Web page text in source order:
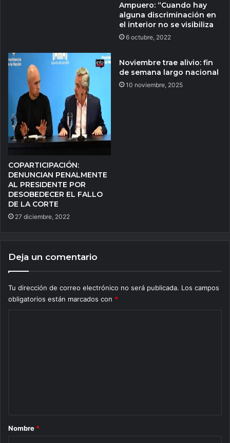
Ampuero: “Cuando hay
alguna discriminación en
el interior no se visibiliza
6 octubre, 2022
COPARTICIPACIÓN:
DENUNCIAN PENALMENTE
AL PRESIDENTE POR
DESOBEDECER EL FALLO
DE LA CORTE
27 diciembre, 2022
Noviembre trae alivio: fin
de semana largo nacional
10 noviembre, 2025
Deja un comentario
Tu dirección de correo electrónico no será publicada. Los campos
obligatorios están marcados con *
rNombre *